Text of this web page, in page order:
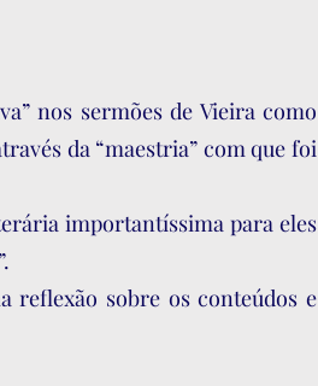
nos sermões de Vieira como
da “maestria” com que foi
importantíssima para eles
reflexão sobre os conteúdos e